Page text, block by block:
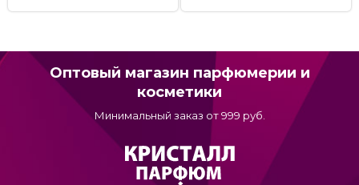
Оптовый магазин парфюмерии и
косметики
Минимальный заказ от 999 руб.